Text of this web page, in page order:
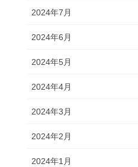
2024年7月
2024年6月
2024年5月
2024年4月
2024年3月
2024年2月
2024年1月